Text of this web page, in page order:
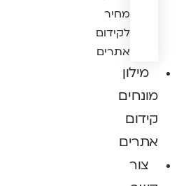
מחיר
לקידום
אתרים
מילון
מונחים
קידום
אתרים
צור